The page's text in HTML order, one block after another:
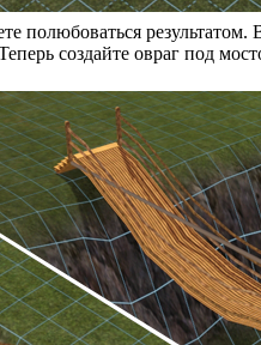
полюбоваться результатом.
создайте овраг под